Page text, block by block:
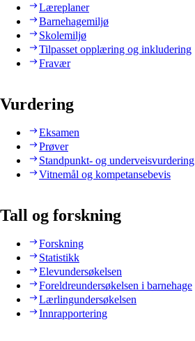
Læreplaner
Barnehagemiljø
Skolemiljø
Tilpasset opplæring og inkludering
Fravær
Vurdering
Eksamen
Prøver
Standpunkt- og underveisvurdering
Vitnemål og kompetansebevis
Tall og forskning
Forskning
Statistikk
Elevundersøkelsen
Foreldreundersøkelsen i barnehage
Lærlingundersøkelsen
Innrapportering